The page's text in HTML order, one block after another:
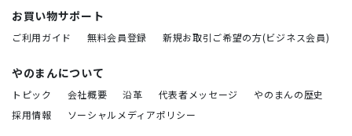
お買い物サポート
ご利用ガイド 無料会員登録 新規お取引ご希望の方(ビジネス会員)
やのまんについて
トピック 会社概要 沿革 代表者メッセージ
やのまんの歴史
採用情報
ソーシャルメディアポリシー